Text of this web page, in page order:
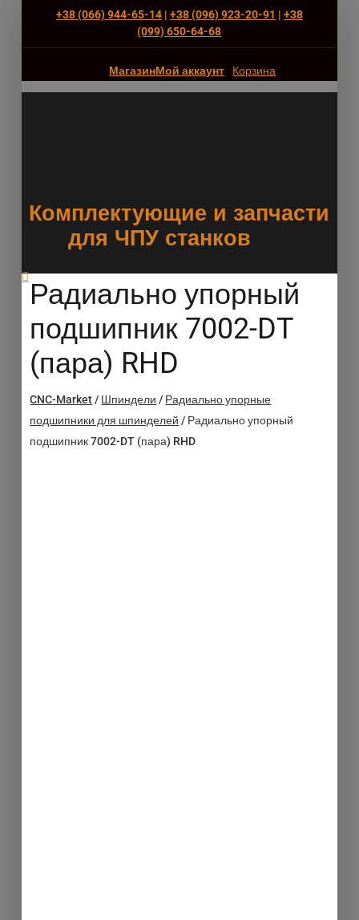
+38 (066) 944-65-14| +38 (096) 923-20-91 | +38
(‎099) 650-64-68
МагазинМой аккаунт Корзина
Комплектующие и запчасти
для ЧПУ станков
Радиально упорный
подшипник 7002-DT
(пара) RHD
CNC-Market/ Шпиндели / Радиально упорные
подшипники для шпинделей / Радиально упорный
подшипник 7002-DT (пара) RHD